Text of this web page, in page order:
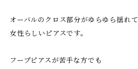
オーバルのクロス部分がゆらゆら揺れて
女性らしいピアスです。
フープピアスが苦手な方でも